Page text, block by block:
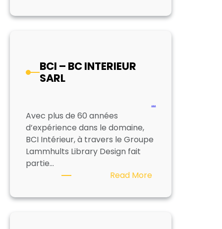
BCI – BC INTERIEUR
SARL
…
Avec plus de 60 années
d’expérience dans le domaine,
BCI Intérieur, à travers le Groupe
Lammhults Library Design fait
partie…
Read More:
–